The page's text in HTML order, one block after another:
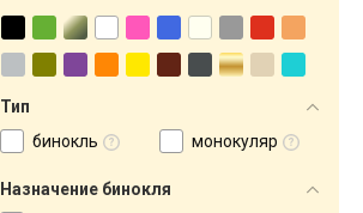
Тип
бинокль
монокуляр
Назначение бинокля